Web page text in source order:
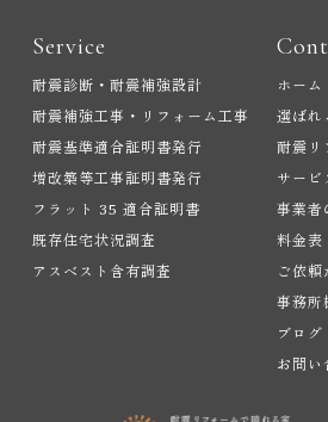
Service
耐震診断・耐震補強設計
耐震補強工事・リフォーム工事
耐震基準適合証明書発行
増改築等工事証明書発行
フラット 35 適合証明書
既存住宅状況調査
アスベスト含有調査
ホーム
選ばれ
耐震リ
サービ
事業者
料金表
ご依
事務所
ブログ
お問い